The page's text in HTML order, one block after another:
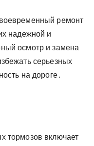
ремонт
надежной и
осмотр и замена
серьезных
на дороге․
тормозов включает